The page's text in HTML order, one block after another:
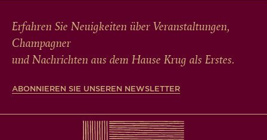
Erfahren Sie Neuigkeiten über Veranstaltungen,
Champagner
und Nachrichten aus dem Hause Krug als Erstes.
ABONNIEREN SIE UNSEREN NEWSLETTER